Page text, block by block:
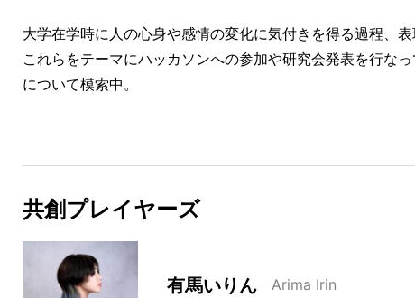
大学在学時に人の心身や感情の変化に気付きを得る過程、
これらをテーマにハッカソンへの参加や研究会発表を行な
について模索中。
共創プレイヤーズ
有馬いりん Arima Irin